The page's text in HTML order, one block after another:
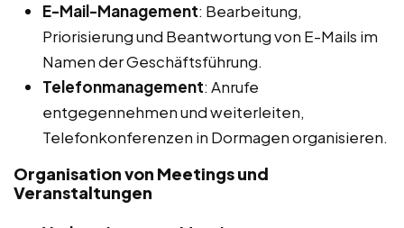
E-Mail-Management: Bearbeitung,
Priorisierung und Beantwortung von E-Mails im
Namen der Geschäftsführung.
Telefonmanagement: Anrufe
entgegennehmen und weiterleiten,
Telefonkonferenzen in Dormagen organisieren.
Organisation von Meetings und
Veranstaltungen